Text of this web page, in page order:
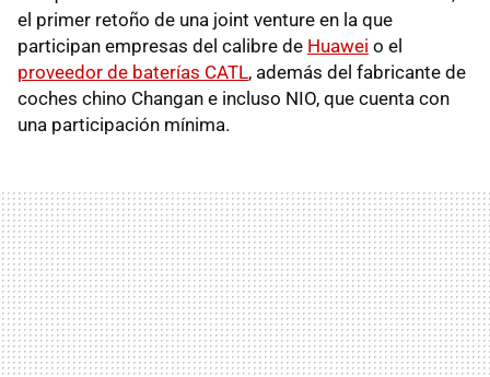
el primer retoño de una joint venture en la que
participan empresas del calibre de Huawei o el
proveedor de baterías CATL, además del fabricante de
coches chino Changan e incluso NIO, que cuenta con
una participación mínima.